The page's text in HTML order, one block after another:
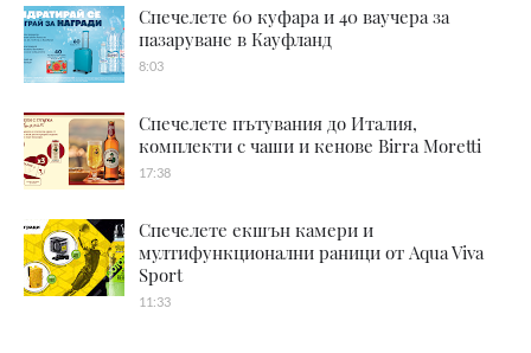
Спечелете 60 куфара и 40 ваучера за
пазаруване в Кауфланд
8:03
Спечелете пътувания до Италия,
комплекти с чаши и кенове Birra Moretti
17:38
Спечелете екшън камери и
мултифункционални раници от Aqua Viva
Sport
11:33